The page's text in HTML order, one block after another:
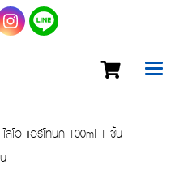
ลโอ แฮร์โทนิค 100ml 1 ชิ้น